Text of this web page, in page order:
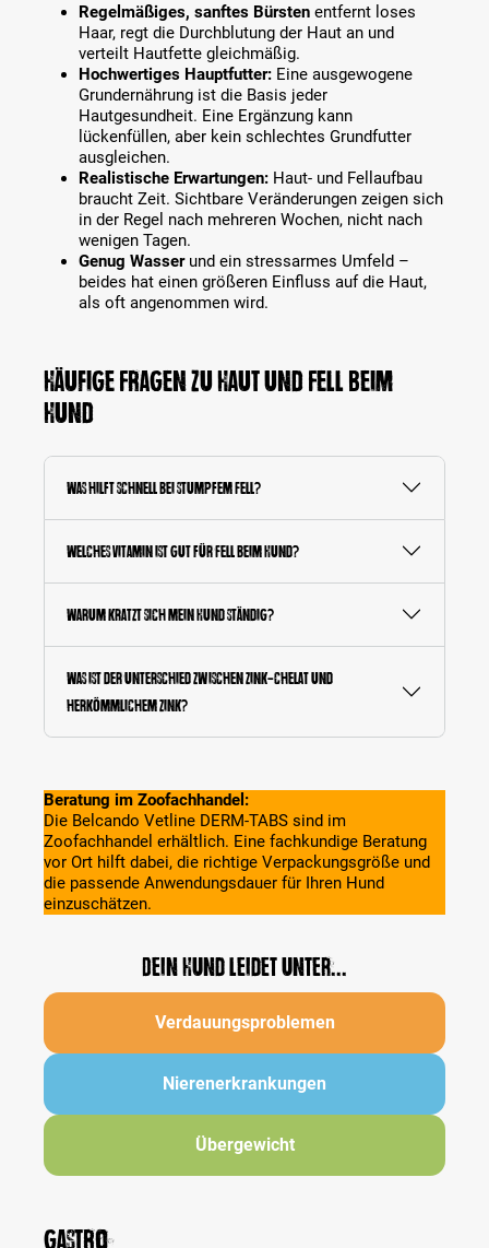
Regelmäßiges, sanftes Bürsten entfernt loses
Haar, regt die Durchblutung der Haut an und
verteilt Hautfette gleichmäßig.
Hochwertiges Hauptfutter: Eine ausgewogene
Grundernährung ist die Basis jeder
Hautgesundheit. Eine Ergänzung kann
lückenfüllen, aber kein schlechtes Grundfutter
ausgleichen.
Realistische Erwartungen: Haut- und Fellaufbau
braucht Zeit. Sichtbare Veränderungen zeigen sich
in der Regel nach mehreren Wochen, nicht nach
wenigen Tagen.
Genug Wasserund ein stressarmes Umfeld –
beides hat einen größeren Einfluss auf die Haut,
als oft angenommen wird.
Häufige Fragen zu Haut und Fell beim
Hund
Was hilft schnell bei stumpfem Fell?
Welches Vitamin ist gut für Fell beim Hund?
Warum kratzt sich mein Hund ständig?
Was ist der Unterschied zwischen Zink-Chelat und
herkömmlichem Zink?
Beratung im Zoofachhandel:
Die Belcando Vetline DERM-TABS sind im
Zoofachhandel erhältlich. Eine fachkundige Beratung
vor Ort hilft dabei, die richtige Verpackungsgröße und
die passende Anwendungsdauer für Ihren Hund
einzuschätzen.
Dein Hund leidet unter...
Verdauungsproblemen
Nierenerkrankungen
Übergewicht
Gastro